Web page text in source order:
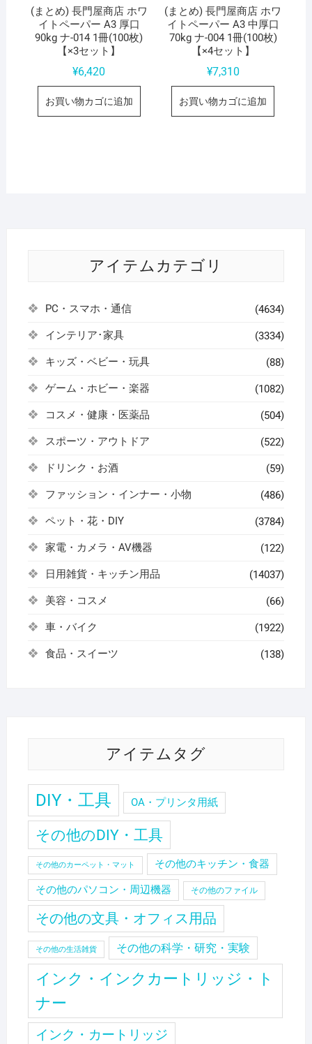
(まとめ) 長門屋商店 ホワ
イトペーパー A3 厚口
90kg ナ-014 1冊(100枚)
【×3セット】
¥6,420
お買い物カゴに追加
(まとめ) 長門屋商店 ホワ
イトペーパー A3 中厚口
70kg ナ-004 1冊(100枚)
【×4セット】
¥7,310
お買い物カゴに追加
アイテムカテゴリ
PC・スマホ・通信 (4634)
インテリア･家具 (3334)
キッズ・ベビー・玩具 (88)
ゲーム・ホビー・楽器 (1082)
コスメ・健康・医薬品 (504)
スポーツ・アウトドア (522)
ドリンク・お酒 (59)
ファッション・インナー・小物 (486)
ペット・花・DIY (3784)
家電・カメラ・AV機器 (122)
日用雑貨・キッチン用品 (14037)
美容・コスメ (66)
車・バイク (1922)
食品・スイーツ (138)
アイテムタグ
DIY・工具 OA・プリンタ用紙
その他のDIY・工具
その他のカーペット・マット その他のキッチン・食器
その他のパソコン・周辺機器 その他のファイル
その他の文具・オフィス用品
その他の生活雑貨 その他の科学・研究・実験
インク・インクカートリッジ・ト
ナー
インク・カートリッジ